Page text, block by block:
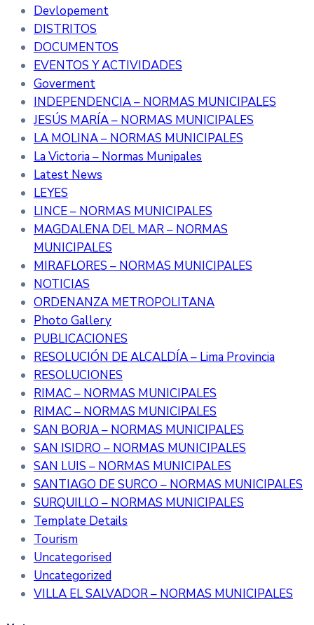
Devlopement
DISTRITOS
DOCUMENTOS
EVENTOS Y ACTIVIDADES
Goverment
INDEPENDENCIA – NORMAS MUNICIPALES
JESÚS MARÍA – NORMAS MUNICIPALES
LA MOLINA – NORMAS MUNICIPALES
La Victoria – Normas Munipales
Latest News
LEYES
LINCE – NORMAS MUNICIPALES
MAGDALENA DEL MAR – NORMAS
MUNICIPALES
MIRAFLORES – NORMAS MUNICIPALES
NOTICIAS
ORDENANZA METROPOLITANA
Photo Gallery
PUBLICACIONES
RESOLUCIÓN DE ALCALDÍA – Lima Provincia
RESOLUCIONES
RIMAC – NORMAS MUNICIPALES
RIMAC – NORMAS MUNICIPALES
SAN BORJA – NORMAS MUNICIPALES
SAN ISIDRO – NORMAS MUNICIPALES
SAN LUIS – NORMAS MUNICIPALES
SANTIAGO DE SURCO – NORMAS MUNICIPALES
SURQUILLO – NORMAS MUNICIPALES
Template Details
Tourism
Uncategorised
Uncategorized
VILLA EL SALVADOR – NORMAS MUNICIPALES